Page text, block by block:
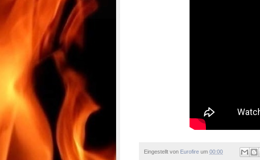
Eingestellt von Eurofire um 00:00